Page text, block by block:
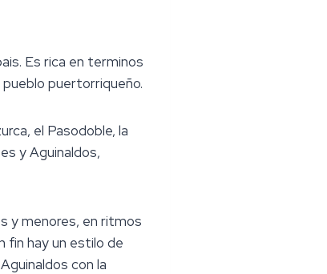
Es rica en terminos
puertorriqueño.
el Pasodoble, la
y Aguinaldos,
y menores, en ritmos
fin hay un estilo de
con la